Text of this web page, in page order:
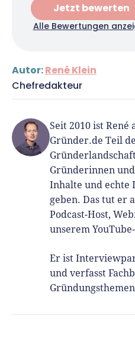
Jetzt bewerten
Alle Bewertungen
Autor:René Klein
Chefredakteur
Seit 2010 ist
Gründer.de Teil
Gründerinnen
Inhalte und echte
geben. Das tut er
Podcast-Host,
unserem
Er ist
und verfasst